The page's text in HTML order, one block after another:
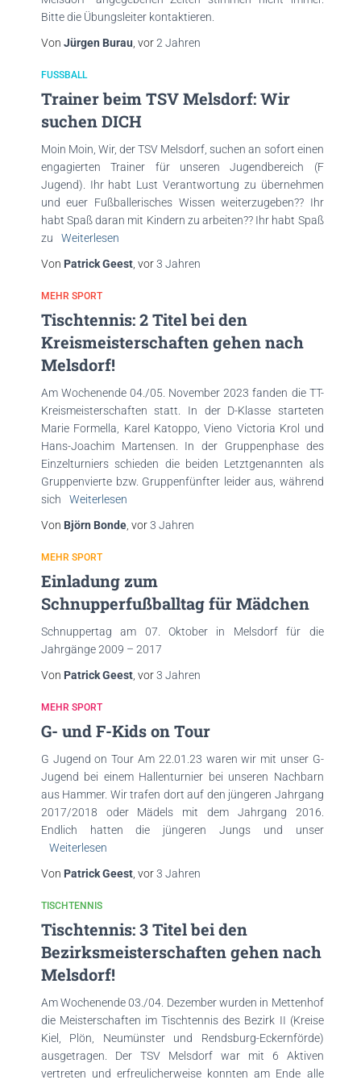
Bitte die Übungsleiter kontaktieren.
Von Jürgen Burau , vor2 Jahren
FUSSBALL
Trainer beim TSV Melsdorf: Wir
suchen DICH
Moin Moin, Wir, der TSV Melsdorf, suchen an sofort einen
engagierten Trainer für unseren Jugendbereich (F
Jugend). Ihr habt Lust Verantwortung zu übernehmen
und euer Fußballerisches Wissen weiterzugeben?? Ihr
habt Spaß daran mit Kindern zu arbeiten?? Ihr habt Spaß
zu
Weiterlesen
Von Patrick Geest, vor3 Jahren
MEHR SPORT
Tischtennis: 2 Titel bei den
Kreismeisterschaften gehen nach
Melsdorf!
Am Wochenende 04./05. November 2023 fanden die TT-
Kreismeisterschaften statt. In der D-Klasse starteten
Marie Formella, Karel Katoppo, Vieno Victoria Krol und
Hans-Joachim Martensen. In der Gruppenphase des
Einzelturniers schieden die beiden Letztgenannten als
Gruppenvierte bzw. Gruppenfünfter leider aus, während
sich
Weiterlesen
Von Björn Bonde, vor3 Jahren
MEHR SPORT
Einladung zum
Schnupperfußballtag für Mädchen
Schnuppertag am 07. Oktober in Melsdorf für die
Jahrgänge 2009 – 2017
Von Patrick Geest, vor3 Jahren
MEHR SPORT
G- und F-Kids on Tour
G Jugend on Tour Am 22.01.23 waren wir mit unser G-
Jugend bei einem Hallenturnier bei unseren Nachbarn
aus Hammer. Wir trafen dort auf den jüngeren Jahrgang
2017/2018 oder Mädels mit dem Jahrgang 2016.
Endlich hatten die jüngeren Jungs und unser
Weiterlesen
Von Patrick Geest, vor3 Jahren
TISCHTENNIS
Tischtennis: 3 Titel bei den
Bezirksmeisterschaften gehen nach
Melsdorf!
Am Wochenende 03./04. Dezember wurden in Mettenhof
die Meisterschaften im Tischtennis des Bezirk II (Kreise
Kiel, Plön, Neumünster und Rendsburg-Eckernförde)
ausgetragen. Der TSV Melsdorf war mit 6 Aktiven
vertreten und erfreulicherweise konnten am Ende alle